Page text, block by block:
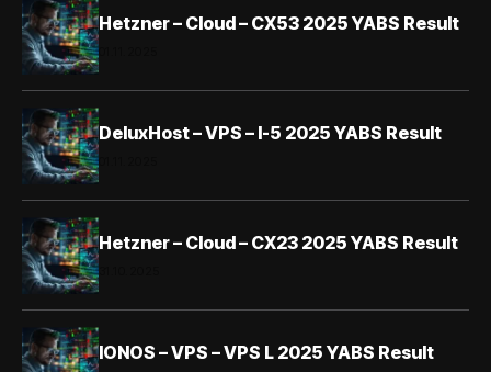
Hetzner – Cloud – CX53 2025 YABS Result
DeluxHost – VPS – I-5 2025 YABS Result
Hetzner – Cloud – CX23 2025 YABS Result
IONOS – VPS – VPS L 2025 YABS Result